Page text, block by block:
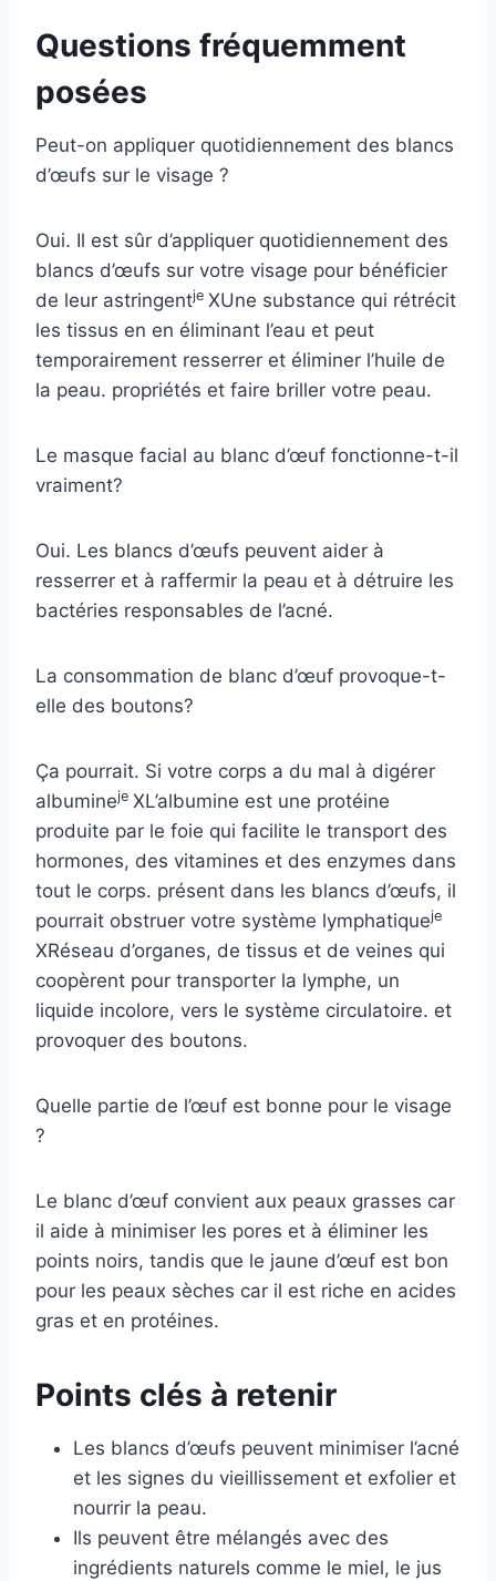
Questions fréquemment
posées
Peut-on appliquer quotidiennement des blancs
d’œufs sur le visage ?
Oui. Il est sûr d’appliquer quotidiennement des
blancs d’œufs sur votre visage pour bénéficier
de leur astringentje XUne substance qui rétrécit
les tissus en en éliminant l’eau et peut
temporairement resserrer et éliminer l’huile de
la peau. propriétés et faire briller votre peau.
Le masque facial au blanc d’œuf fonctionne-t-il
vraiment?
Oui. Les blancs d’œufs peuvent aider à
resserrer et à raffermir la peau et à détruire les
bactéries responsables de l’acné.
La consommation de blanc d’œuf provoque-t-
elle des boutons?
Ça pourrait. Si votre corps a du mal à digérer
albumineje XL’albumine est une protéine
produite par le foie qui facilite le transport des
hormones, des vitamines et des enzymes dans
tout le corps. présent dans les blancs d’œufs, il
pourrait obstruer votre système lymphatiqueje
XRéseau d’organes, de tissus et de veines qui
coopèrent pour transporter la lymphe, un
liquide incolore, vers le système circulatoire. et
provoquer des boutons.
Quelle partie de l’œuf est bonne pour le visage
?
Le blanc d’œuf convient aux peaux grasses car
il aide à minimiser les pores et à éliminer les
points noirs, tandis que le jaune d’œuf est bon
pour les peaux sèches car il est riche en acides
gras et en protéines.
Points clés à retenir
Les blancs d’œufs peuvent minimiser l’acné
et les signes du vieillissement et exfolier et
nourrir la peau.
Ils peuvent être mélangés avec des
ingrédients naturels comme le miel, le jus